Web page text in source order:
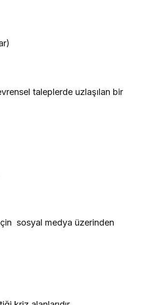
taleplerde uzlaşılan bir
sosyal medya üzerinden